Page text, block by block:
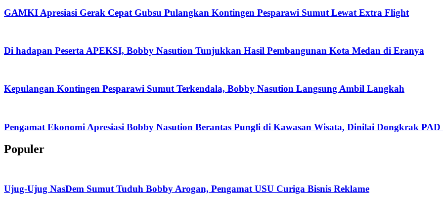
GAMKI Apresiasi Gerak Cepat Gubsu Pulangkan Kontingen Pesparawi Sumut Lewat Extra Flight
Di hadapan Peserta APEKSI, Bobby Nasution Tunjukkan Hasil Pembangunan Kota Medan di Eranya
Kepulangan Kontingen Pesparawi Sumut Terkendala, Bobby Nasution Langsung Ambil Langkah
Pengamat Ekonomi Apresiasi Bobby Nasution Berantas Pungli di Kawasan Wisata, Dinilai Dongkrak
Populer
Ujug-Ujug NasDem Sumut Tuduh Bobby Arogan, Pengamat USU Curiga Bisnis Reklame